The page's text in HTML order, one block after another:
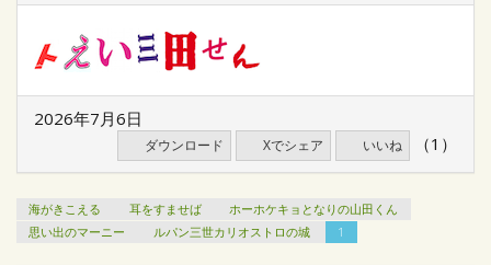
2026年7月6日
ダウンロード Xでシェア いいね （1）
海がきこえる 耳をすませば
ホーホケキョとなりの山田くん
思い出のマーニー
ルパン三世カリオストロの城 1